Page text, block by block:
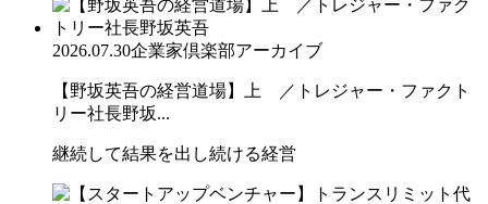
2026.07.30企業家倶楽部アーカイブ
【野坂英吾の経営道場】上 ／トレジャー・ファクト
リー社長野坂...
継続して結果を出し続ける経営